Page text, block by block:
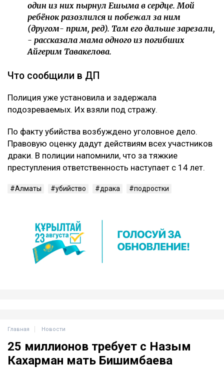
один из них пырнул Ешыма в сердце. Мой
ребёнок разозлился и побежал за ним
(другом- прим, ред). Там его дальше зарезали,
- рассказала мама одного из погибших
Айгерим Тавакелова.
Что сообщили в ДП
Полиция уже установила и задержала
подозреваемых. Их взяли под стражу.
По факту убийства возбуждено уголовное дело.
Правовую оценку дадут действиям всех участников
драки. В полиции напомнили, что за тяжкие
преступления ответственность наступает с 14 лет.
Алматы убийство драка подростки
Главная Новости
25 миллионов требует с Назым
Кахарман мать Бишимбаева